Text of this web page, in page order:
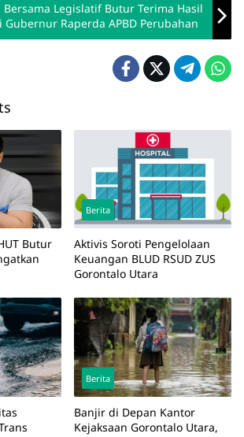
Bersama Legislatif Butur Terima Hasil
Gubernur Raperda APBD Perubahan
Butur
Berita
Aktivis Soroti Pengelolaan
Keuangan BLUD RSUD ZUS
Gorontalo Utara
Berita
Banjir di Depan Kantor
Kejaksaan Gorontalo Utara,